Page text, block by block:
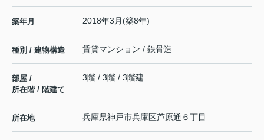
築年月 2018年3月(築8年)
種別 / 建物構造 賃貸マンション / 鉄骨造
部屋 /
所在階 / 階建て
3階 / 3階 / 3階建
所在地 兵庫県神戸市兵庫区芦原通 ６丁目